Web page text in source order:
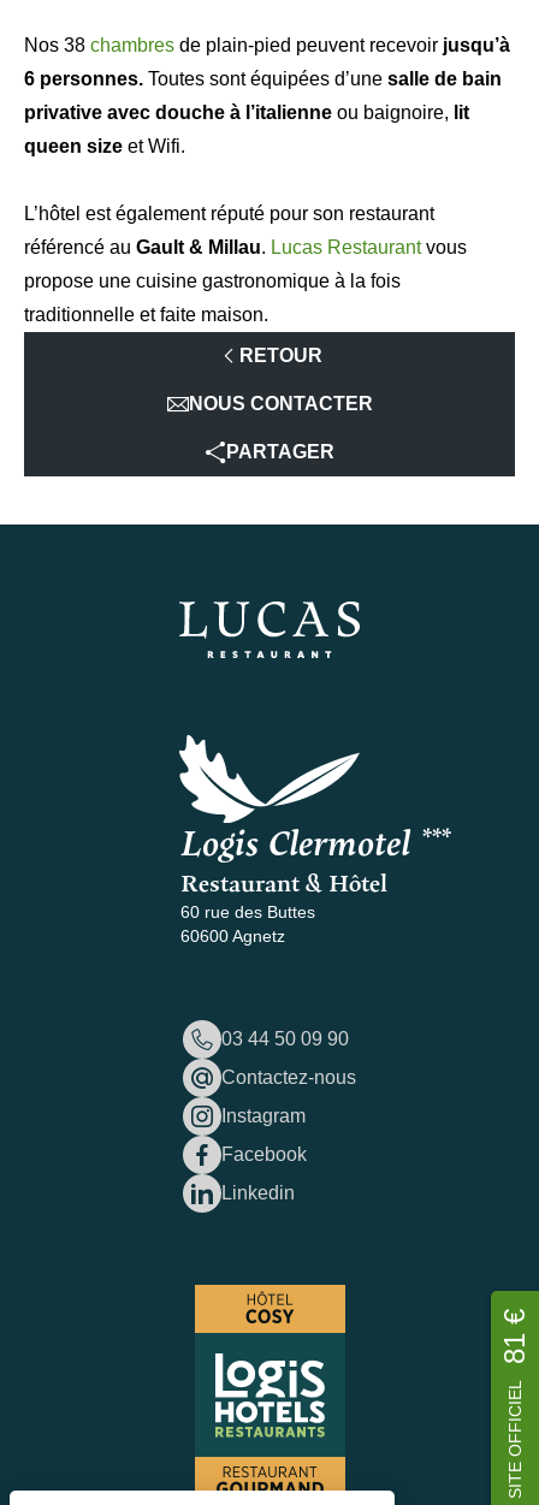
Nos 38 chambres de plain-pied peuvent recevoir jusqu’à
6 personnes. Toutes sont équipées d’une salle de bain
privative avec douche à l’italienne ou baignoire, lit
queen size et Wifi.
L’hôtel est également réputé pour son restaurant
référencé au Gault & Millau. Lucas Restaurantvous
propose une cuisine gastronomique à la fois
traditionnelle et faite maison.
RETOUR
NOUS CONTACTER
PARTAGER
Logis Clermotel ***
Restaurant & Hôtel
60 rue des Buttes
60600 Agnetz
03 44 50 09 90
Contactez-nous
Instagram
Facebook
Linkedin
SITE OFFICIEL
81 €